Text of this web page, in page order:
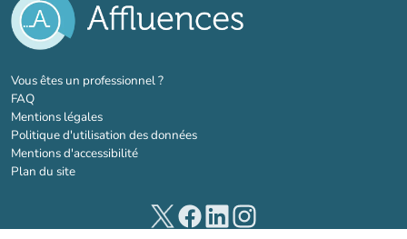
Vous êtes un professionnel ?(nouvel onglet)
FAQ
Mentions légales
Politique d'utilisation des données
Mentions d'accessibilité
Plan du site
(nouvel onglet)
(nouvel onglet)
(nouvel onglet)